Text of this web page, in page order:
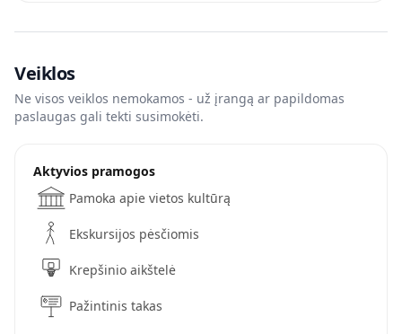
Veiklos
Ne visos veiklos nemokamos - už įrangą ar papildomas
paslaugas gali tekti susimokėti.
Aktyvios pramogos
Pamoka apie vietos kultūrą
Ekskursijos pėsčiomis
Krepšinio aikštelė
Pažintinis takas